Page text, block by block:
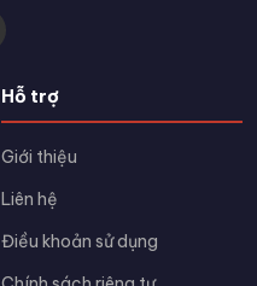
Hỗ trợ
Giới thiệu
Liên hệ
Điều khoản sử dụng